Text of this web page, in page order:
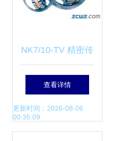
NK7/10-TV 精密传
动的可靠选择——
INA滚针轴承深度
查看详情
更新时间：2026-08-06
00:35:09